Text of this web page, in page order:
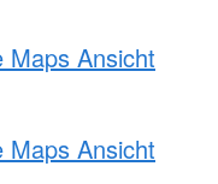
Maps Ansicht
Maps Ansicht